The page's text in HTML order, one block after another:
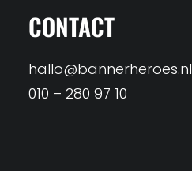
CONTACT
hallo@bannerheroes.nl
010 – 280 97 10